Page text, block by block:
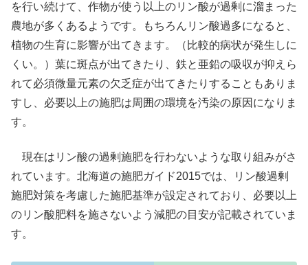
を行い続けて、作物が使う以上のリン酸が過剰に溜まった
農地が多くあるようです。もちろんリン酸過多になると、
植物の生育に影響が出てきます。（比較的病状が発生しに
くい。）葉に斑点が出てきたり、鉄と亜鉛の吸収が抑えら
れて必須微量元素の欠乏症が出てきたりすることもありま
すし、必要以上の施肥は周囲の環境を汚染の原因になりま
す。
現在はリン酸の過剰施肥を行わないような取り組みがさ
れています。北海道の施肥ガイド2015では、リン酸過剰
施肥対策を考慮した施肥基準が設定されており、必要以上
のリン酸肥料を施さないよう減肥の目安が記載されていま
す。